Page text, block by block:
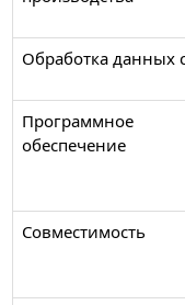
Обработка данных
Программное
обеспечение
Совместимость